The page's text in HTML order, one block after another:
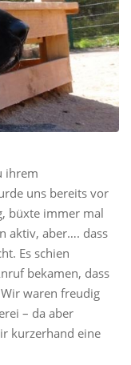
ihrem
uns bereits vor
büxte immer mal
aktiv, aber…. dass
Es schien
bekamen, dass
waren freudig
– da aber
kurzerhand eine